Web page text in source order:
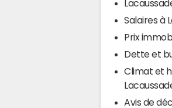
Salaires à
Prix
Dette et
Climat et
Avis de